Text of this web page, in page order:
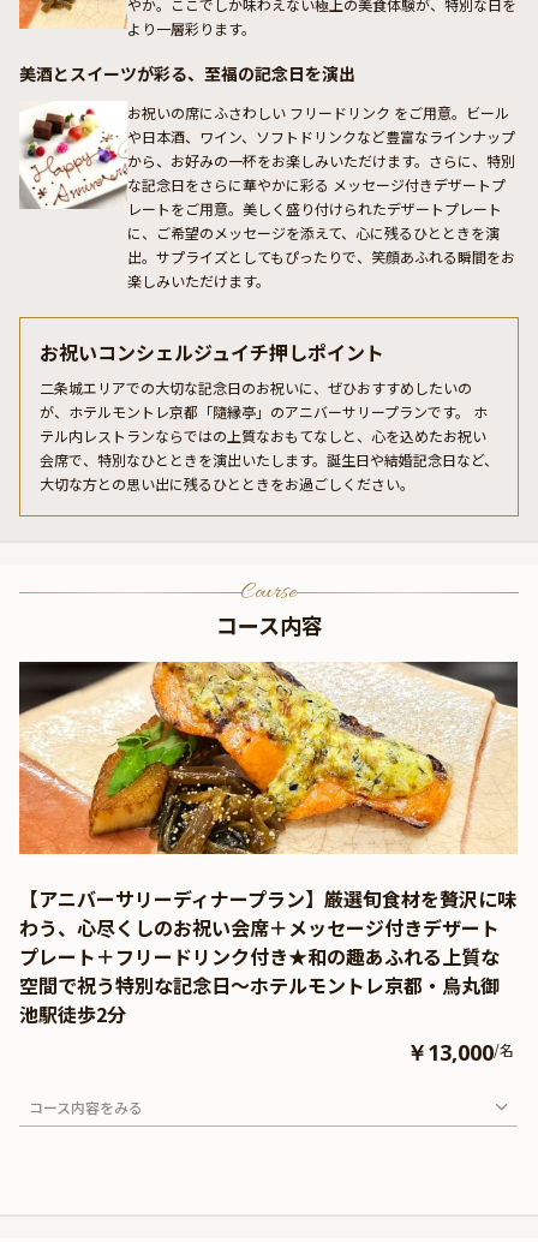
より一層彩ります。
美酒とスイーツが彩る、至福の記念日を演出
お祝いの席にふさわしい フリードリンク をご用意。ビール
や日本酒、ワイン、ソフトドリンクなど豊富なラインナップ
から、お好みの一杯をお楽しみいただけます。さらに、特別
な記念日をさらに華やかに彩る メッセージ付きデザートプ
レートをご用意。美しく盛り付けられたデザートプレート
に、ご希望のメッセージを添えて、心に残るひとときを演
出。サプライズとしてもぴったりで、笑顔あふれる瞬間をお
楽しみいただけます。
お祝いコンシェルジュイチ押しポイント
二条城エリアでの大切な記念日のお祝いに、ぜひおすすめしたいの
が、ホテルモントレ京都「隨縁亭」のアニバーサリープランです。 ホ
テル内レストランならではの上質なおもてなしと、心を込めたお祝い
会席で、特別なひとときを演出いたします。誕生日や結婚記念日など、
大切な方との思い出に残るひとときをお過ごしください。
Course
コース内容
【アニバーサリーディナープラン】厳選旬食材を贅沢に味
わう、心尽くしのお祝い会席＋メッセージ付きデザート
プレート＋フリードリンク付き★和の趣あふれる上質な
空間で祝う特別な記念日～ホテルモントレ京都・烏丸御
池駅徒歩2分
￥13,000/名
コース内容をみる